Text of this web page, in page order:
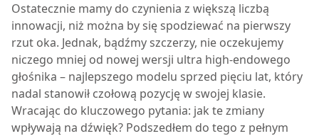
Ostatecznie mamy do czynienia z większą liczbą
innowacji, niż można by się spodziewać na pierwszy
rzut oka. Jednak, bądźmy szczerzy, nie oczekujemy
niczego mniej od nowej wersji ultra high-endowego
głośnika – najlepszego modelu sprzed pięciu lat, który
nadal stanowił czołową pozycję w swojej klasie.
Wracając do kluczowego pytania: jak te zmiany
wpływają na dźwięk? Podszedłem do tego z pełnym